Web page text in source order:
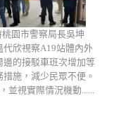
園市警察局長吳坤
欣視察A19站體內外
的接駁車班次增加等
施，減少民眾不便。
並視實際情況機動......